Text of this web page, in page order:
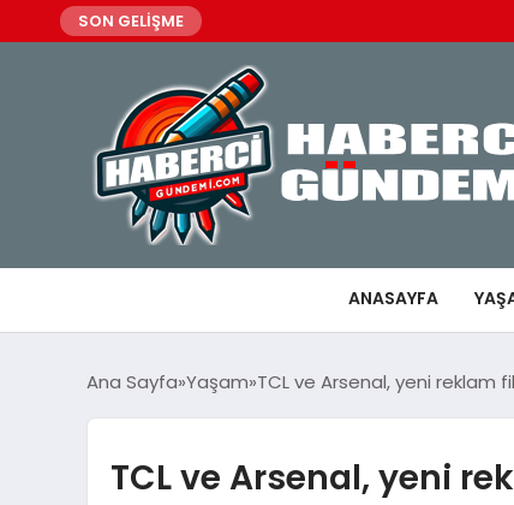
SON GELİŞME
ANASAYFA
Ana Sayfa Yaşam TCL ve Arsenal, yeni reklam
TCL ve Arsenal, yeni